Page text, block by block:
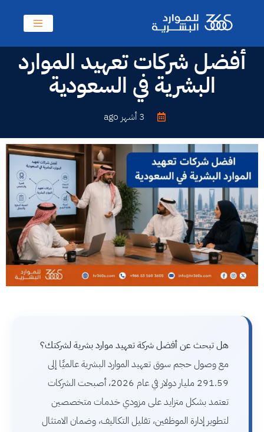
أفضل شركات تعهيد الموارد
البشرية في السعودية
3 أشهر ago
هل تبحث عن أفضل شركة تعهيد موارد بشرية لشركتك؟
مع وصول حجم سوق تعهيد الموارد البشرية عالميًا إلى
291.59 مليار دولار في عام 2026، أصبحت الشركات
تعتمد بشكل متزايد على مزودي خدمات متخصصين
لتطوير إدارة الموظفين، تقليل التكاليف، وضمان الامتثال